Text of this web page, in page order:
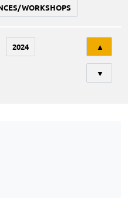
WORKSHOPS
2024 ▲
▼